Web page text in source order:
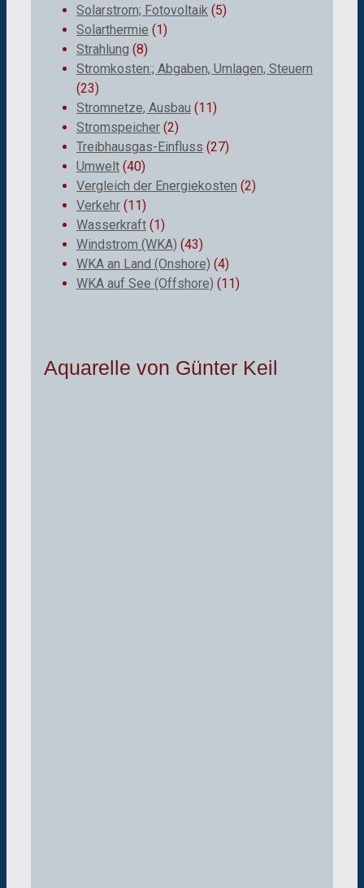
Solarstrom; Fotovoltaik (5)
Solarthermie (1)
Strahlung (8)
Stromkosten:; Abgaben, Umlagen, Steuern
(23)
Stromnetze, Ausbau (11)
Stromspeicher (2)
Treibhausgas-Einfluss (27)
Umwelt (40)
Vergleich der Energiekosten (2)
Verkehr (11)
Wasserkraft (1)
Windstrom (WKA) (43)
WKA an Land (Onshore) (4)
WKA auf See (Offshore) (11)
Aquarelle von Günter Keil